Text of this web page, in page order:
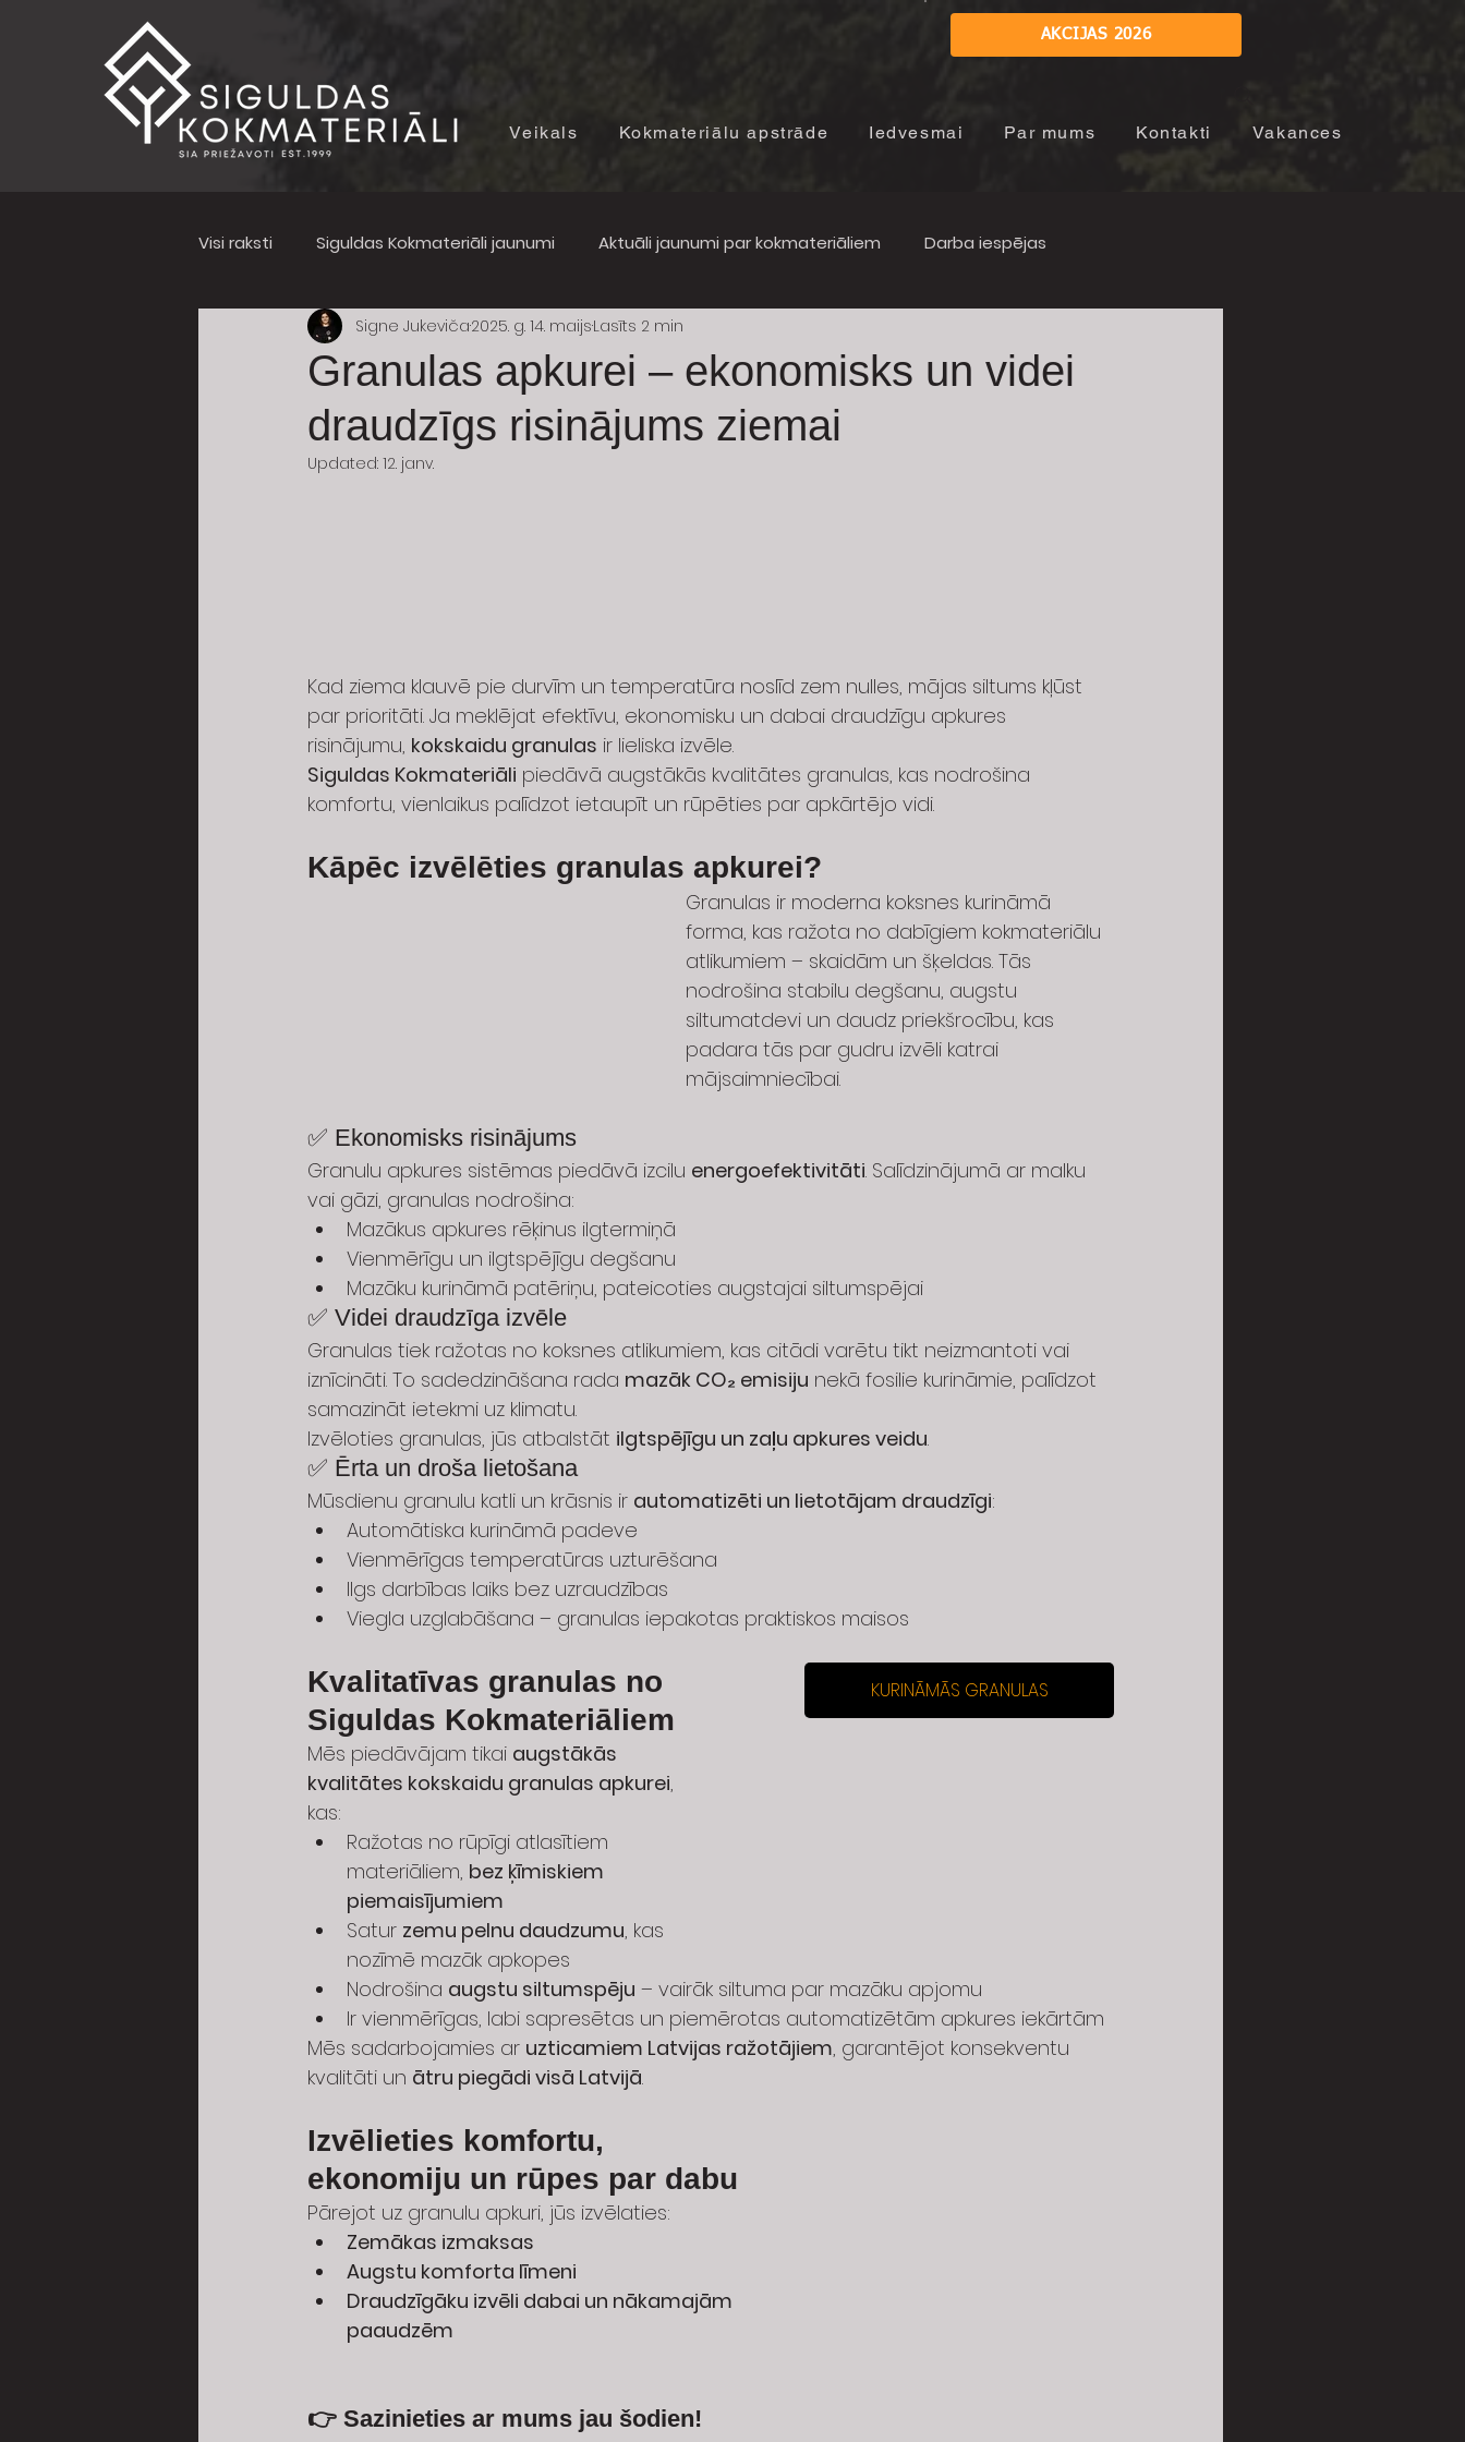
AKCIJAS 2026
Veikals Kokmateriālu apstrāde Iedvesmai Par mums Kontakti Vakances
Visi raksti Siguldas Kokmateriāli jaunumi Aktuāli jaunumi par kokmateriāliem Darba iespējas
Granulas apkurei – ekonomisks un videi
draudzīgs risinājums ziemai
Signe Jukeviča2025. g. 14. maijsLasīts 2 min
Updated: 12. janv.
Kad ziema klauvē pie durvīm un temperatūra noslīd zem nulles, mājas siltums kļūst
par prioritāti. Ja meklējat efektīvu, ekonomisku un dabai draudzīgu apkures
risinājumu, kokskaidu granulas ir lieliska izvēle.
Siguldas Kokmateriāli piedāvā augstākās kvalitātes granulas, kas nodrošina
komfortu, vienlaikus palīdzot ietaupīt un rūpēties par apkārtējo vidi.
Kāpēc izvēlēties granulas apkurei?
Granulas ir moderna koksnes kurināmā
forma, kas ražota no dabīgiem kokmateriālu
atlikumiem – skaidām un šķeldas. Tās
nodrošina stabilu degšanu, augstu
siltumatdevi un daudz priekšrocību, kas
padara tās par gudru izvēli katrai
mājsaimniecībai.
✅ Ekonomisks risinājums
Granulu apkures sistēmas piedāvā izcilu energoefektivitāti. Salīdzinājumā ar malku
vai gāzi, granulas nodrošina:
Mazākus apkures rēķinus ilgtermiņā
Vienmērīgu un ilgtspējīgu degšanu
Mazāku kurināmā patēriņu, pateicoties augstajai siltumspējai
✅ Videi draudzīga izvēle
Granulas tiek ražotas no koksnes atlikumiem, kas citādi varētu tikt neizmantoti vai
iznīcināti. To sadedzināšana rada mazāk CO₂ emisiju nekā fosilie kurināmie, palīdzot
samazināt ietekmi uz klimatu.
Izvēloties granulas, jūs atbalstāt ilgtspējīgu un zaļu apkures veidu.
✅ Ērta un droša lietošana
Mūsdienu granulu katli un krāsnis ir automatizēti un lietotājam draudzīgi:
Automātiska kurināmā padeve
Vienmērīgas temperatūras uzturēšana
Ilgs darbības laiks bez uzraudzības
Viegla uzglabāšana – granulas iepakotas praktiskos maisos
KURINĀMĀS GRANULAS
Kvalitatīvas granulas no
Siguldas Kokmateriāliem
Mēs piedāvājam tikai augstākās
kvalitātes kokskaidu granulas apkurei,
kas:
Ražotas no rūpīgi atlasītiem
materiāliem, bez ķīmiskiem
piemaisījumiem
Satur zemu pelnu daudzumu, kas
nozīmē mazāk apkopes
Nodrošina augstu siltumspēju – vairāk siltuma par mazāku apjomu
Ir vienmērīgas, labi sapresētas un piemērotas automatizētām apkures iekārtām
Mēs sadarbojamies ar uzticamiem Latvijas ražotājiem, garantējot konsekventu
kvalitāti un ātru piegādi visā Latvijā.
Izvēlieties komfortu,
ekonomiju un rūpes par dabu
Pārejot uz granulu apkuri, jūs izvēlaties:
Zemākas izmaksas
Augstu komforta līmeni
Draudzīgāku izvēli dabai un nākamajām
paaudzēm
👉 Sazinieties ar mums jau šodien!